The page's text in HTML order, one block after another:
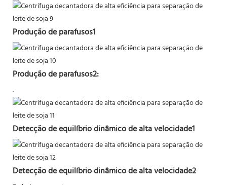
Produção de parafusos1
Produção de parafusos2:
.
Detecção de equilíbrio dinâmico de alta velocidade1
Detecção de equilíbrio dinâmico de alta velocidade2